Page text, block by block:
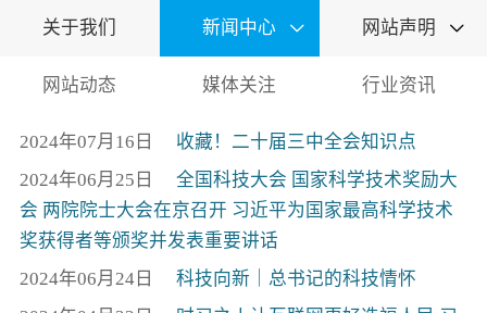
关于我们 新闻中心 
网站动态 媒体关注 行业资讯
网站声明 
2024年07月16日
收藏！二十届三中全会知识点
2024年06月25日
全国科技大会 国家科学技术奖励大
会 两院院士大会在京召开 习近平为国家最高科学技术
奖获得者等颁奖并发表重要讲话
2024年06月24日
科技向新｜总书记的科技情怀